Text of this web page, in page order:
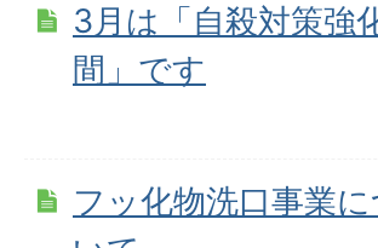
3月は「自殺対策強
間」です
フッ化物洗口事業に